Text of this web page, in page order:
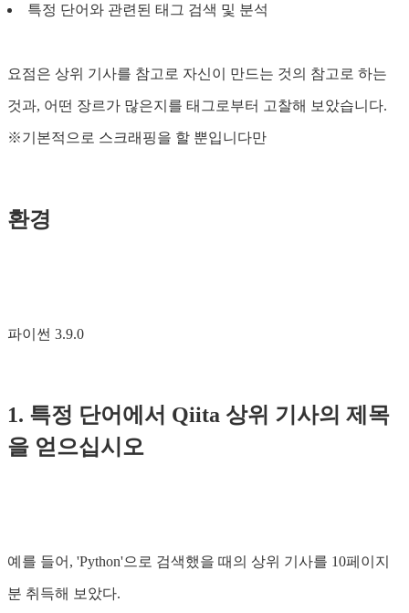
특정 단어와 관련된 태그 검색 및 분석
요점은 상위 기사를 참고로 자신이 만드는 것의 참고로 하는
것과, 어떤 장르가 많은지를 태그로부터 고찰해 보았습니다.
※기본적으로 스크래핑을 할 뿐입니다만
환경
파이썬 3.9.0
1. 특정 단어에서 Qiita 상위 기사의 제목
을 얻으십시오
예를 들어, 'Python'으로 검색했을 때의 상위 기사를 10페이지
분 취득해 보았다.